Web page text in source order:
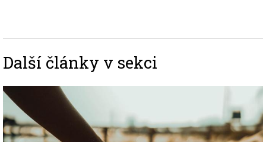
Další články v sekci
Image